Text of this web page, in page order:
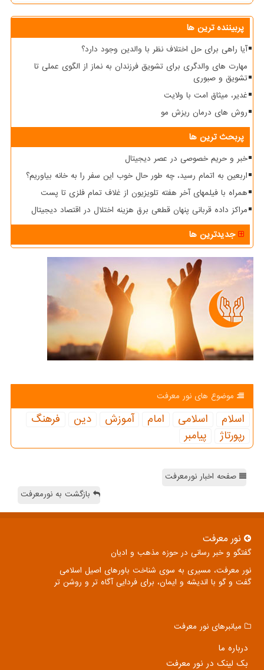
پربیننده ترین ها
آیا راهی برای حل اختلاف نظر با والدین وجود دارد؟
مهارت های والدگری برای تشویق فرزندان به نماز از الگوی عملی تا
تشویق و صبوری
غدیر، میثاق امت با ولایت
روش های درمان ریزش مو
پربحث ترین ها
خبر و حریم خصوصی در عصر دیجیتال
اربعین به اتمام رسید، چه طور حال خوب این سفر را به خانه بیاوریم؟
همراه با فیلمهای آخر هفته تلویزیون از غلاف تمام فلزی تا پست
مراکز داده قربانی پنهان قطعی برق هزینه اختلال در اقتصاد دیجیتال
جدیدترین ها
موضوع های نور معرفت
اسلام اسلامی امام آموزش دین
فرهنگ
رپورتاژ
پیامبر
صفحه اخبار نورمعرفت
بازگشت به نورمعرفت
نور معرفت
گفتگو و خبر رسانی در حوزه مذهب و ادیان
نور معرفت، مسیری به سوی شناخت باورهای اصیل اسلامی
گفت و گو با اندیشه و ایمان، برای فردایی آگاه تر و روشن تر
میانبرهای نور معرفت
درباره ما
بک لینک در نور معرفت